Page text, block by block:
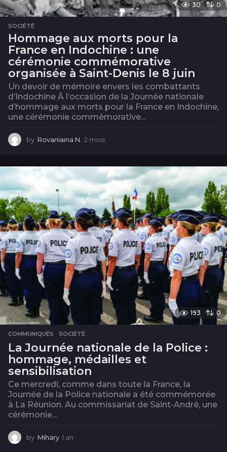
30 0
SOCIÉTÉ
Hommage aux morts pour la
France en Indochine : une
cérémonie commémorative
organisée à Saint-Denis le 8 juin
Un devoir de mémoire envers les combattants
d’Indochine À l’occasion de la Journée nationale
d’hommage aux morts pour la France en Indochine,
une cérémonie commémorative...
by Rovaniaina N. 2 mois
i
s
193 0
COMMUNIQUÉS ,SOCIÉTÉ
La Journée nationale de la Police :
hommage, médailles et
sensibilisation
Ce mercredi, comme dans toute la France, la
Journée de la Police nationale a été commémorée
à La Réunion. Au commissariat de Saint-André, une
cérémonie...
by Mihary 1 an